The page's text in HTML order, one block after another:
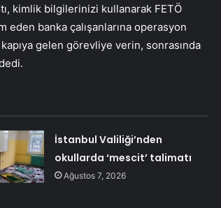
kimlik bilgilerinizi kullanarak FETÖ
eden banka çalışanlarına operasyon
gelen görevliye verin, sonrasında
İstanbul Valiliği’nden
okullarda ‘mescit’ talimatı
Ağustos 7, 2026